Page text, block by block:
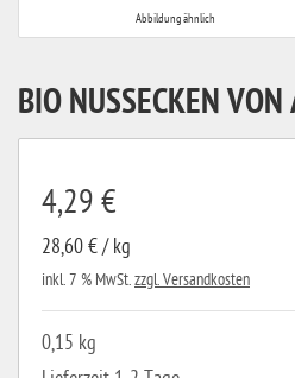
Abbildung ähnlich
BIO NUSSECKEN
4,29 €
28,60 € / kg
inkl. 7 % MwSt.zzgl. Versandkosten
0,15 kg